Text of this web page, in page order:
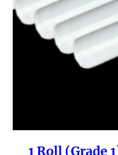
1 Roll (Grade